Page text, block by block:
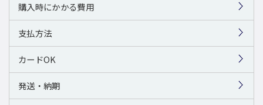
購入時にかかる費用
支払方法
カードOK
発送・納期